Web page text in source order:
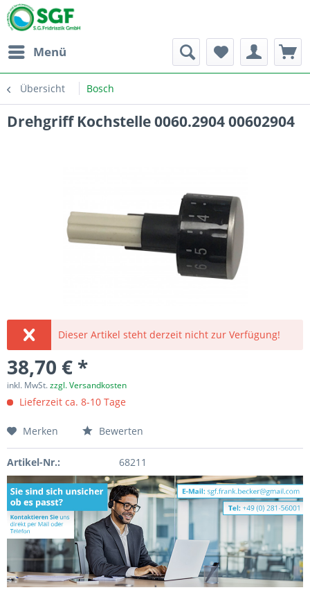
Menü
Übersicht Bosch
Drehgriff Kochstelle 0060.2904 00602904
Dieser Artikel steht derzeit nicht zur Verfügung!
38,70 € *
inkl. MwSt.zzgl. Versandkosten
Lieferzeit ca. 8-10 Tage
Merken Bewerten
Artikel-Nr.: 68211